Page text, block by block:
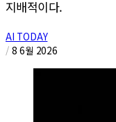
지배적이다.
AI TODAY
/ 8 6월 2026